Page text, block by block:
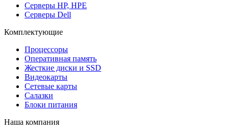
Серверы HP, HPE
Серверы Dell
Комплектующие
Процессоры
Оперативная память
Жесткие диски и SSD
Видеокарты
Сетевые карты
Салазки
Блоки питания
Наша компания